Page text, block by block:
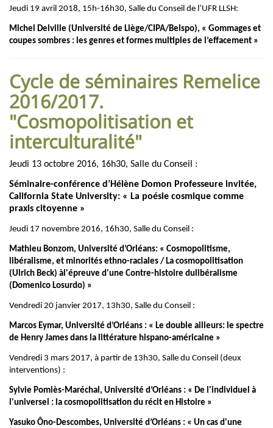
Jeudi 19 avril 2018, 15h-16h30, Salle du Conseil de l’UFR LLSH:
Michel Delville (Université de Liège/CIPA/Belspo), « Gommages et
coupes sombres : les genres et formes multiples de l’effacement »
Cycle de séminaires Remelice
2016/2017.
"Cosmopolitisation et
interculturalité"
Jeudi 13 octobre 2016, 16h30, Salle du Conseil :
Séminaire-conférence d’Hélène Domon Professeure invitée,
California State University: « La poésie cosmique comme
praxis citoyenne »
Jeudi 17 novembre 2016, 16h30, Salle du Conseil :
Mathieu Bonzom, Université d’Orléans: « Cosmopolitisme,
libéralisme, et minorités ethno-raciales / La cosmopolitisation
(Ulrich Beck) à l'épreuve d'une Contre-histoire du libéralisme
(Domenico Losurdo) »
Vendredi 20 janvier 2017, 13h30, Salle du Conseil :
Marcos Eymar, Université d’Orléans : « Le double ailleurs: le spectre
de Henry James dans la littérature hispano-américaine »
Vendredi 3 mars 2017, à partir de 13h30, Salle du Conseil (deux
interventions) :
Sylvie Pomiès-Maréchal, Université d’Orléans : « De l'individuel à
l'universel : la cosmopolitisation du récit en Histoire »
Yasuko Ôno-Descombes, Université d’Orléans : « Un cas d'une